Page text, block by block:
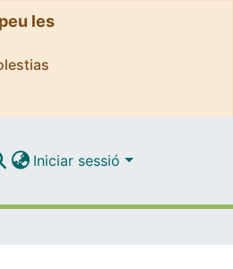
les
Iniciar sessió